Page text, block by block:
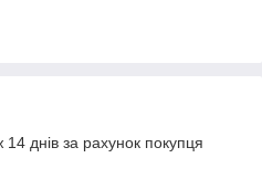
днів за рахунок покупця